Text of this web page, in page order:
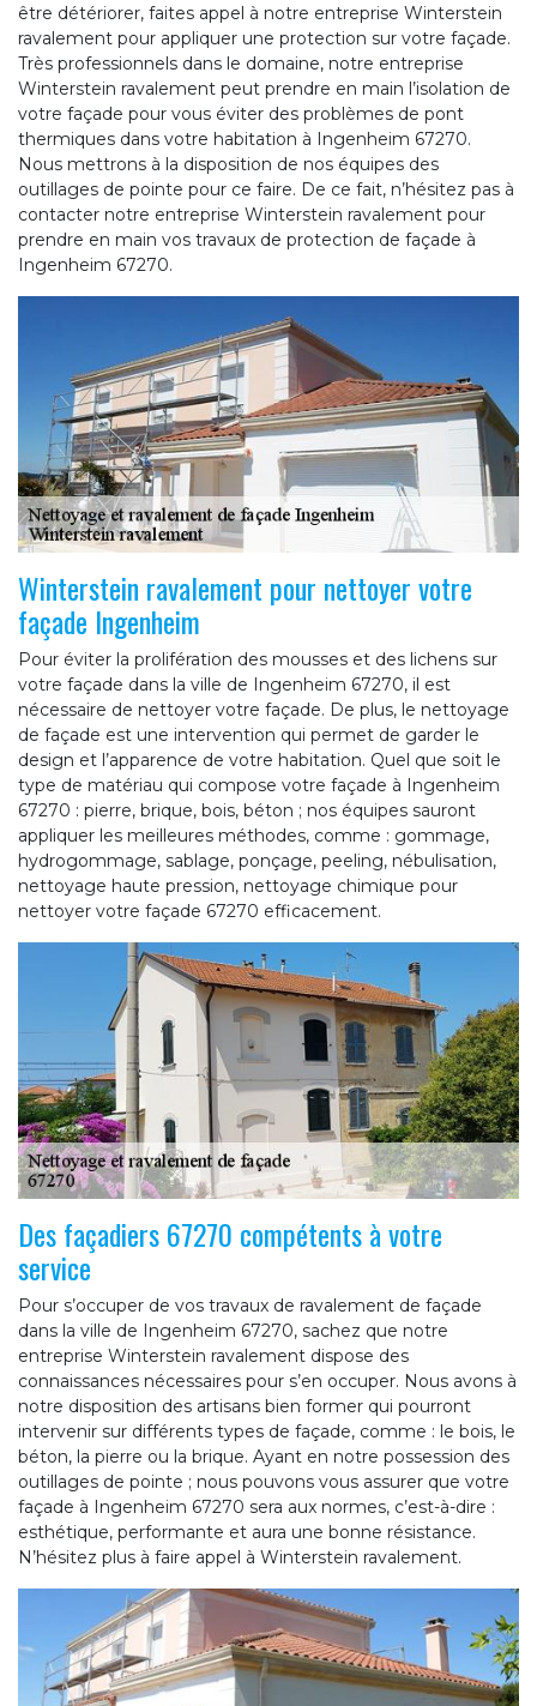
être détériorer, faites appel à notre entreprise Winterstein
ravalement pour appliquer une protection sur votre façade.
Très professionnels dans le domaine, notre entreprise
Winterstein ravalement peut prendre en main l’isolation de
votre façade pour vous éviter des problèmes de pont
thermiques dans votre habitation à Ingenheim 67270.
Nous mettrons à la disposition de nos équipes des
outillages de pointe pour ce faire. De ce fait, n’hésitez pas à
contacter notre entreprise Winterstein ravalement pour
prendre en main vos travaux de protection de façade à
Ingenheim 67270.
Winterstein ravalement pour nettoyer votre
façade Ingenheim
Pour éviter la prolifération des mousses et des lichens sur
votre façade dans la ville de Ingenheim 67270, il est
nécessaire de nettoyer votre façade. De plus, le nettoyage
de façade est une intervention qui permet de garder le
design et l’apparence de votre habitation. Quel que soit le
type de matériau qui compose votre façade à Ingenheim
67270 : pierre, brique, bois, béton ; nos équipes sauront
appliquer les meilleures méthodes, comme : gommage,
hydrogommage, sablage, ponçage, peeling, nébulisation,
nettoyage haute pression, nettoyage chimique pour
nettoyer votre façade 67270 efficacement.
Des façadiers 67270 compétents à votre
service
Pour s’occuper de vos travaux de ravalement de façade
dans la ville de Ingenheim 67270, sachez que notre
entreprise Winterstein ravalement dispose des
connaissances nécessaires pour s’en occuper. Nous avons à
notre disposition des artisans bien former qui pourront
intervenir sur différents types de façade, comme : le bois, le
béton, la pierre ou la brique. Ayant en notre possession des
outillages de pointe ; nous pouvons vous assurer que votre
façade à Ingenheim 67270 sera aux normes, c’est-à-dire :
esthétique, performante et aura une bonne résistance.
N’hésitez plus à faire appel à Winterstein ravalement.